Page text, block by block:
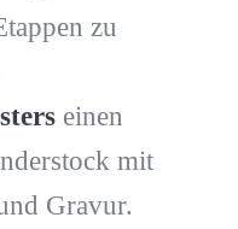
zu
einen
mit
Gravur.